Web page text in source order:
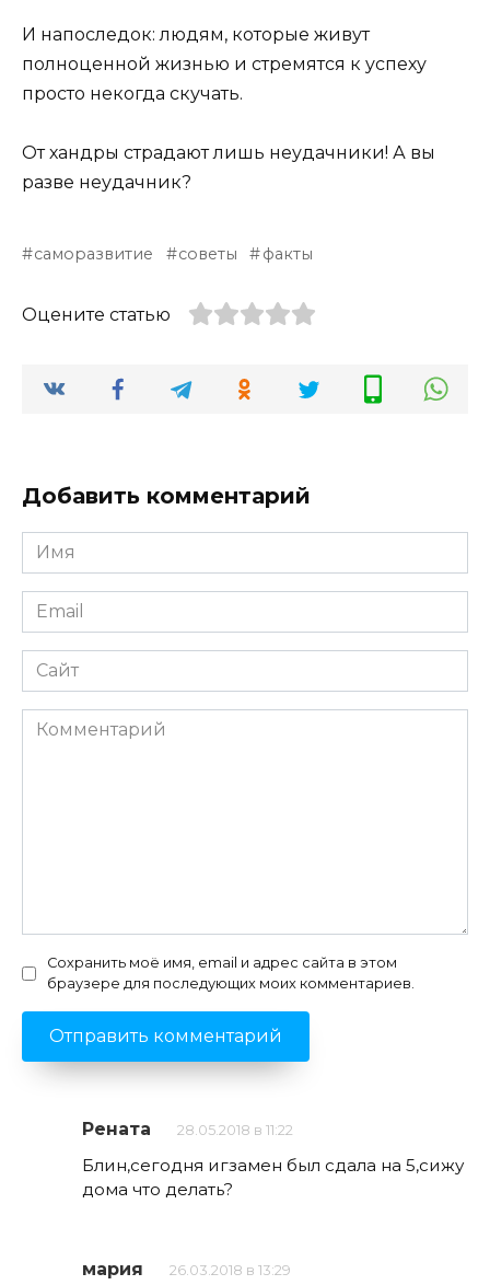
И напоследок: людям, которые живут
полноценной жизнью и стремятся к успеху
просто некогда скучать.
От хандры страдают лишь неудачники! А вы
разве неудачник?
саморазвитие советы факты
Оцените статью
Добавить комментарий
Имя
*
Email
*
Сайт
Комментарий
Сохранить моё имя, email и адрес сайта в этом
браузере для последующих моих комментариев.
Рената 28.05.2018 в 11:22
Блин,сегодня игзамен был сдала на 5,сижу
дома что делать?
мария 26.03.2018 в 13:29